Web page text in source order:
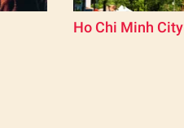
Ho Chi Minh City